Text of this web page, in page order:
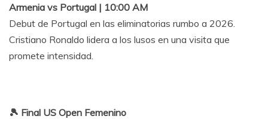
Armenia vs Portugal | 10:00 AM
Debut de Portugal en las eliminatorias rumbo a 2026.
Cristiano Ronaldo lidera a los lusos en una visita que
promete intensidad.
🎾 Final US Open Femenino